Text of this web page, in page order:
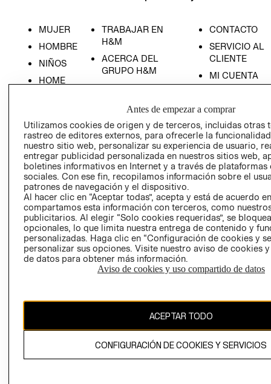
MUJER
HOMBRE
NIÑOS
HOME
TRABAJAR EN
H&M
ACERCA DEL
GRUPO H&M
RESPONSABILIDAD
RELACIÓN CON
INVERSIONISTAS
POLÍTICA
EMPRESARIAL
CONTACTO
SERVICIO AL
CLIENTE
MI CUENTA
- RETIRO EN
TIENDA
TÉRMINOS Y
CONDICIONES
AVISO DE
PRIVACIDAD
GIFT CARD
AVISO DE
COOKIES
Chile ($)
Antes de empezar a comprar
Utilizamos cookies de origen y de terceros, incluidas otras
rastreo de editores externos, para ofrecerle la
nuestro sitio web, personalizar su experiencia de usuario,
entregar publicidad personalizada en nuestros sitios web,
boletines informativos en Internet y a través de plataformas
sociales. Con ese fin, recopilamos información sobre el
patrones de navegación y el dispositivo.
Al hacer clic en “Aceptar todas”, acepta y está de acuerdo
compartamos esta información con terceros, como
publicitarios. Al elegir “Solo cookies requeridas”, se
opcionales, lo que limita nuestra entrega de contenido y
personalizadas. Haga clic en “Configuración de cookies y
personalizar sus opciones. Visite nuestro aviso de cookies
de datos para obtener más información.
Aviso de cookies y uso compartido de datos
ACEPTAR TODO
CONFIGURACIÓN DE COOKIES Y SERVICIOS